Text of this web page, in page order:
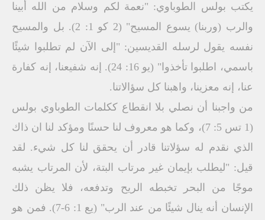
يكتب بولس الطوباوي: "نعمة لكم وسلام من الله أبينا
والرب (وربنا) يسوع المسيح" (2 كو 1: 2). بل والمسيح
نفسه يقول لرسله القديسين: "إلى الآن لم تطلبوا شيئًا
باسمي، اطلبوا تأخذوا" (يو 16: 24). إنه شفيعنا، إنه كفارة
عنا، إنه معزينا، واهبنا كل سؤالاتنا.
من واجبنا أن نصلي بلا انقطاع ككلمات الطوباوي بولس
(1 تس 5: 7)، وكما هو معروف لنا حسنًا ومؤكد لنا ان ذاك
الذي نقدم له سؤلاتنا قادر أن يحقق لنا كل شيء. لقد
قيل: "ليطلب بإيمان غير مرتاب البتة، لأن المرتاب يشبه
موجًا من البحر تخبطه الريح وتدفعه، فلا يظن ذلك
الإنسان أنه ينال شيئًا من عند الرب" (يع 1: 6-7). فمن هو